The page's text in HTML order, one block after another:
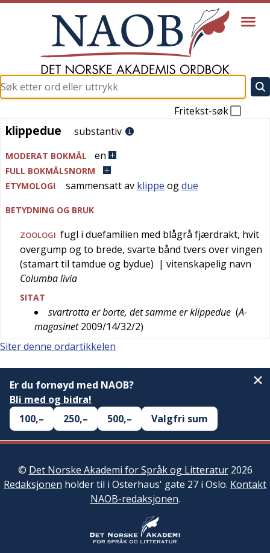
Fritekst-søk
klippedue
klippedue substantiv
MODERAT BOKMÅL en
FULL BOKMÅLSNORM
ETYMOLOGI
sammensatt av klippe ogdue
BETYDNING OG BRUK
ZOOLOGI fugl i duefamilien med blågrå fjærdrakt, hvit
overgump og to brede, svarte bånd tvers over vingen
(stamart til tamdue og bydue) | vitenskapelig navn
Columba livia
SITAT
svartrotta er borte, det samme er klippedue (A-
magasinet 2009/14/32/2)
Siter denne ordartikkelen
Er du fornøyd med NAOB?
Bli med og bidra!
100,–
250,– 500,– Valgfri sum
© Det Norske Akademi for Språk og Litteratur2026
Redaksjonen holder til i Osterhaus' gate 27 i Oslo. Kontakt
NAOB-redaksjonen.